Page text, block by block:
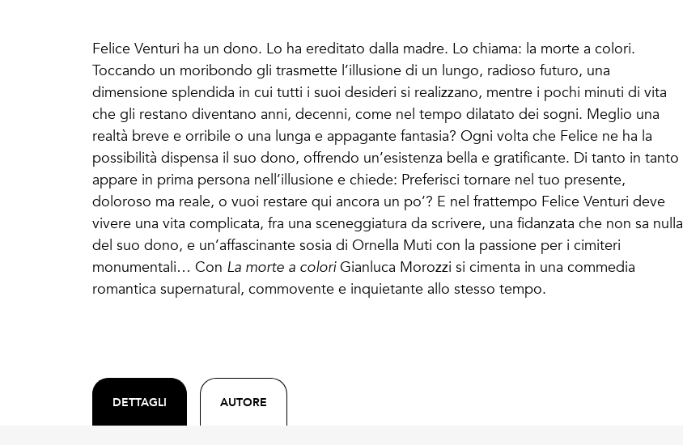
Felice Venturi ha un dono. Lo ha ereditato dalla madre. Lo chiama: la morte a colori.
Toccando un moribondo gli trasmette l’illusione di un lungo, radioso futuro, una
dimensione splendida in cui tutti i suoi desideri si realizzano, mentre i pochi minuti di vita
che gli restano diventano anni, decenni, come nel tempo dilatato dei sogni. Meglio una
realtà breve e orribile o una lunga e appagante fantasia? Ogni volta che Felice ne ha la
possibilità dispensa il suo dono, offrendo un’esistenza bella e gratificante. Di tanto in tanto
appare in prima persona nell’illusione e chiede: Preferisci tornare nel tuo presente,
doloroso ma reale, o vuoi restare qui ancora un po’? E nel frattempo Felice Venturi deve
vivere una vita complicata, fra una sceneggiatura da scrivere, una fidanzata che non sa nulla
del suo dono, e un’affascinante sosia di Ornella Muti con la passione per i cimiteri
monumentali… Con La morte a coloriGianluca Morozzi si cimenta in una commedia
romantica supernatural, commovente e inquietante allo stesso tempo.
DETTAGLI AUTORE